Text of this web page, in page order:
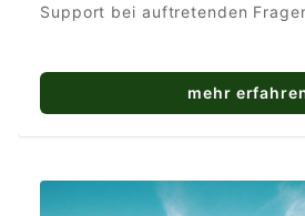
Support bei auftretenden
mehr